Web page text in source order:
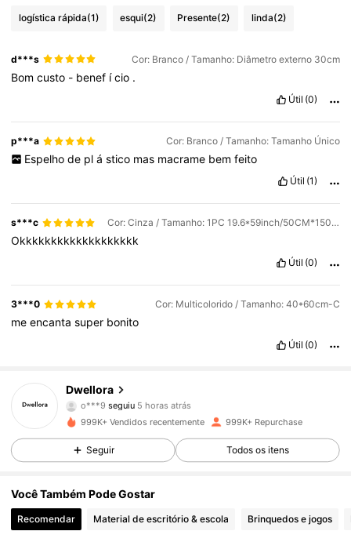
logística rápida(1) esqui(2) Presente(2) linda(2)
d***s Cor: Branco / Tamanho: Diâmetro externo 30cm
Bomcusto - benef ício .
Útil (0)
p***a Cor: Branco / Tamanho: Tamanho Único
Espelho de pl á stico mas macrame bem feito
Útil (1)
s***c Cor: Cinza / Tamanho: 1PC 19.6*59inch/50CM*150CM
Okkkkkkkkkkkkkkkkkkk
Útil (0)
3***0 Cor: Multicolorido / Tamanho: 40*60cm-C
meencantasuper bonito
Útil (0)
Dwellora
o***9 seguiu 5 horas atrás
a***eestá a navegar
999K+ Vendidos recentemente 999K+ Repurchase
Seguir Todos os itens
Você Também Pode Gostar
Recomendar Material de escritório & escola Brinquedos e jogos